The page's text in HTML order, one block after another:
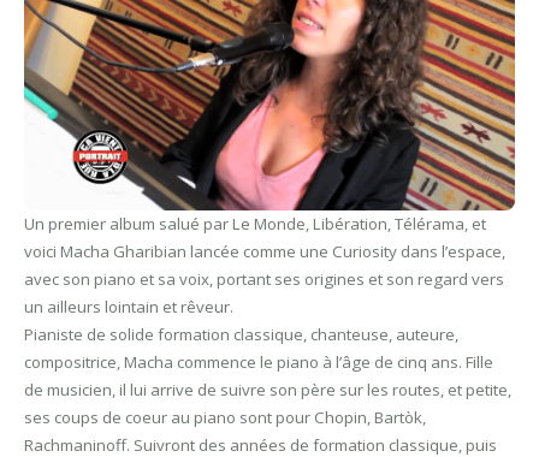
Un premier album salué par Le Monde, Libération, Télérama, et
voici Macha Gharibian lancée comme une Curiosity dans l’espace,
avec son piano et sa voix, portant ses origines et son regard vers
un ailleurs lointain et rêveur.
Pianiste de solide formation classique, chanteuse, auteure,
compositrice, Macha commence le piano à l’âge de cinq ans. Fille
de musicien, il lui arrive de suivre son père sur les routes, et petite,
ses coups de coeur au piano sont pour Chopin, Bartòk,
Rachmaninoff. Suivront des années de formation classique, puis